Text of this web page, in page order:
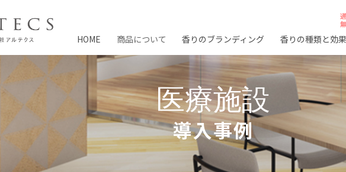
HOME 商品について 香りのブランディング 香りの種類と効果
医療施設
導入事例